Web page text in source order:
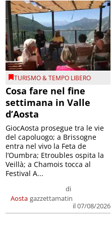
TURISMO & TEMPO LIBERO
Cosa fare nel fine
settimana in Valle
d’Aosta
Aosta
di
gazzettamatin
il 07/08/2026
GiocAosta prosegue tra le vie
del capoluogo; a Brissogne
entra nel vivo la Feta de
l’Oumbra; Etroubles ospita la
Veillà; a Chamois tocca al
Festival A...